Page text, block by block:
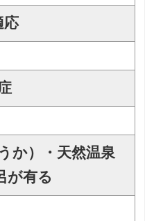
応
か）・天然温泉
が有る